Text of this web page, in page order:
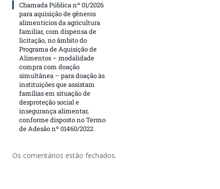
Chamada Pública nº 01/2026
para aquisição de gêneros
alimentícios da agricultura
familiar, com dispensa de
licitação, no âmbito do
Programa de Aquisição de
Alimentos – modalidade
compra com doação
simultânea – para doação às
instituições que assistam
famílias em situação de
desproteção social e
insegurança alimentar,
conforme disposto no Termo
de Adesão nº 01460/2022.
Os comentários estão fechados.